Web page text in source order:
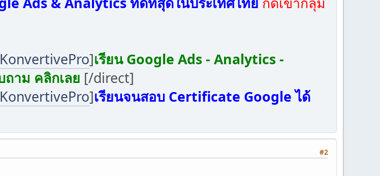
]เรียน Google Ads - Analytics -
าม คลิกเลย [/direct]
]เรียนจนสอบ Certificate Google ได้
#2